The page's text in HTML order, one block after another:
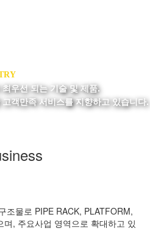
우선 되는 기술 및 제품.
객만족 서비스를 지향하고 있습니다.
조물로 PIPE RACK, PLATFORM,
, 주요사업 영역으로 확대하고 있